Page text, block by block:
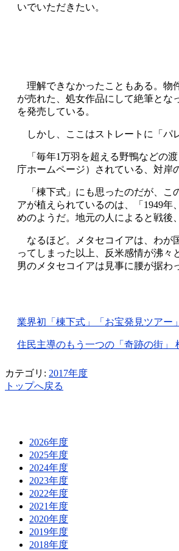
いでいただきたい。
理解できなかったこともある。物
が売れた、処女作品にして絶筆とな
を発売している。
しかし、ここはストレートに「パ
「毎年1万羽を超える野鴨などの
庁ホームページ）されている、対岸
「棟下式」にも思ったのだが、こ
アが植えられているのは、「1949
めのようだ。地元の人によると戦後
なるほど。メタセコイアは、わが
ってしまった以上、反米感情が沸々
男のメタセコイアは見事に腰が据わ
業界初「棟下式」「お宝発見ツアー
住民主導のもう一つの「奇跡の街」
カテゴリ: 2017年度
トップへ戻る
2026年度
2025年度
2024年度
2023年度
2022年度
2021年度
2020年度
2019年度
2018年度